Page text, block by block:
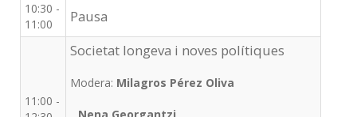
10:30 -
11:00
Pausa
11:00 -
Societat longeva i noves polítiques
Modera: Milagros Pérez Oliva